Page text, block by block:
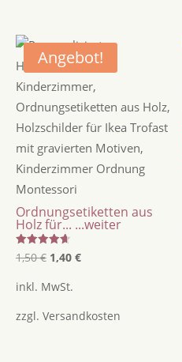
Angebot!
Ordnungsetiketten aus
Holz für... ...weiter
Bewertet
mit
von 5
1,50€ Ursprünglicher
1,50 €
1,40 €Aktueller
1,40 €.
inkl. MwSt.
zzgl. Versandkosten